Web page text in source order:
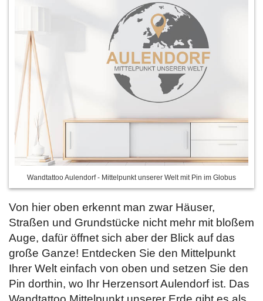
Wandtattoo Aulendorf - Mittelpunkt unserer Welt mit Pin im Globus
Von hier oben erkennt man zwar Häuser,
Straßen und Grundstücke nicht mehr mit bloßem
Auge, dafür öffnet sich aber der Blick auf das
große Ganze! Entdecken Sie den Mittelpunkt
Ihrer Welt einfach von oben und setzen Sie den
Pin dorthin, wo Ihr Herzensort Aulendorf ist. Das